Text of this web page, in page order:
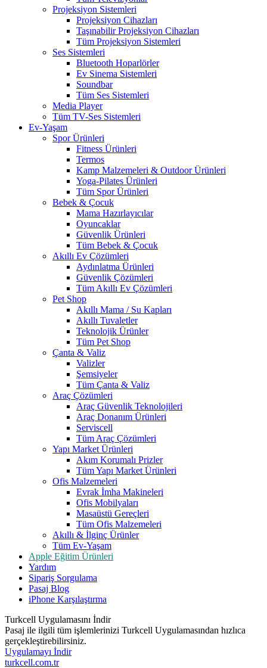
Projeksiyon Sistemleri
Projeksiyon Cihazları
Taşınabilir Projeksiyon Cihazları
Tüm Projeksiyon Sistemleri
Ses Sistemleri
Bluetooth Hoparlörler
Ev Sinema Sistemleri
Soundbar
Tüm Ses Sistemleri
Media Player
Tüm TV-Ses Sistemleri
Ev-Yaşam
Spor Ürünleri
Fitness Ürünleri
Termos
Kamp Malzemeleri & Outdoor Ürünleri
Yoga-Pilates Ürünleri
Tüm Spor Ürünleri
Bebek & Çocuk
Mama Hazırlayıcılar
Oyuncaklar
Güvenlik Ürünleri
Tüm Bebek & Çocuk
Akıllı Ev Çözümleri
Aydınlatma Ürünleri
Güvenlik Çözümleri
Tüm Akıllı Ev Çözümleri
Pet Shop
Akıllı Mama / Su Kapları
Akıllı Tuvaletler
Teknolojik Ürünler
Tüm Pet Shop
Çanta & Valiz
Valizler
Şemsiyeler
Tüm Çanta & Valiz
Araç Çözümleri
Araç Güvenlik Teknolojileri
Araç Donanım Ürünleri
Serviscell
Tüm Araç Çözümleri
Yapı Market Ürünleri
Akım Korumalı Prizler
Tüm Yapı Market Ürünleri
Ofis Malzemeleri
Evrak İmha Makineleri
Ofis Mobilyaları
Masaüstü Gereçleri
Tüm Ofis Malzemeleri
Akıllı & İlginç Ürünler
Tüm Ev-Yaşam
Apple Eğitim Ürünleri
Yardım
Sipariş Sorgulama
Pasaj Blog
iPhone Karşılaştırma
Turkcell Uygulamasını İndir
Pasaj ile ilgili tüm işlemlerinizi Turkcell Uygulamasından hızlıca
gerçekleştirebilirsiniz.
Uygulamayı İndir
turkcell.com.tr